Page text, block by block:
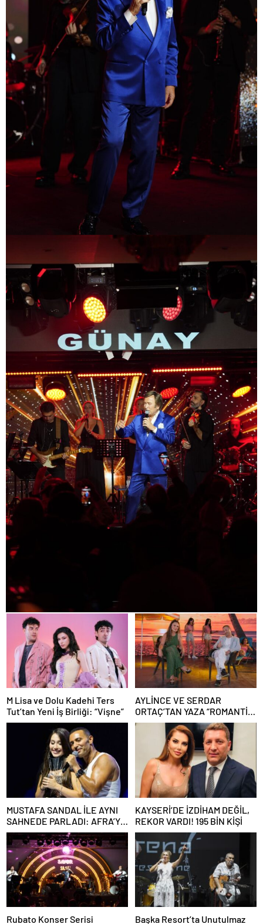
M Lisa ve Dolu Kadehi Ters
Tut’tan Yeni İş Birliği: “Vişne”
AYLİNCE VE SERDAR
ORTAÇ’TAN YAZA “ROMANTİK
AŞK” BOMBASI!
MUSTAFA SANDAL İLE AYNI
SAHNEDE PARLADI: AFRA’YA
HARBİYE’DE BÜYÜK ALKIŞ
KAYSERİ’DE İZDİHAM DEĞİL,
REKOR VARDI! 195 BİN KİŞİ
Rubato Konser Serisi Başka Resort’ta Unutulmaz